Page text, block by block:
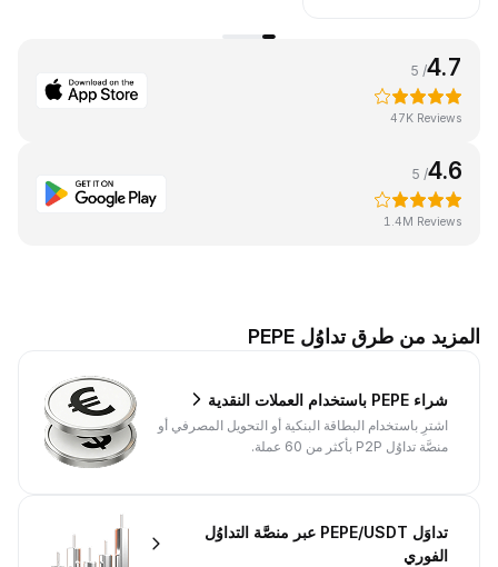
4.7
/ 5
47K Reviews
4.6
/ 5
1.4M Reviews
المزيد من طرق تداوُل PEPE
شراء PEPE باستخدام العملات النقدية
اشترِ باستخدام البطاقة البنكية أو التحويل المصرفي أو
منصَّة تداوُل P2P بأكثر من 60 عملة.
تداوَل PEPE/USDT عبر منصَّة التداوُل
الفوري